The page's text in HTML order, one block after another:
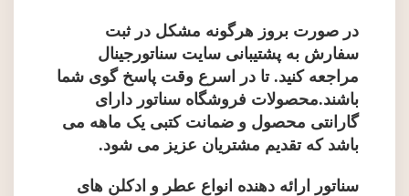
در صورت بروز هرگونه مشکل در ثبت
سفارش به پشتیبانی سایت سناتورجینال
مراجعه کنید. تا در اسرع وقت پاسخ گوی شما
باشند.محصولات فروشگاه سناتور دارای
گارانتی محصول و ضمانت کتبی یک ماهه می
باشد که تقدیم مشتریان عزیز می شود.
سناتور ارائه دهنده انواع عطر و ادکلن های